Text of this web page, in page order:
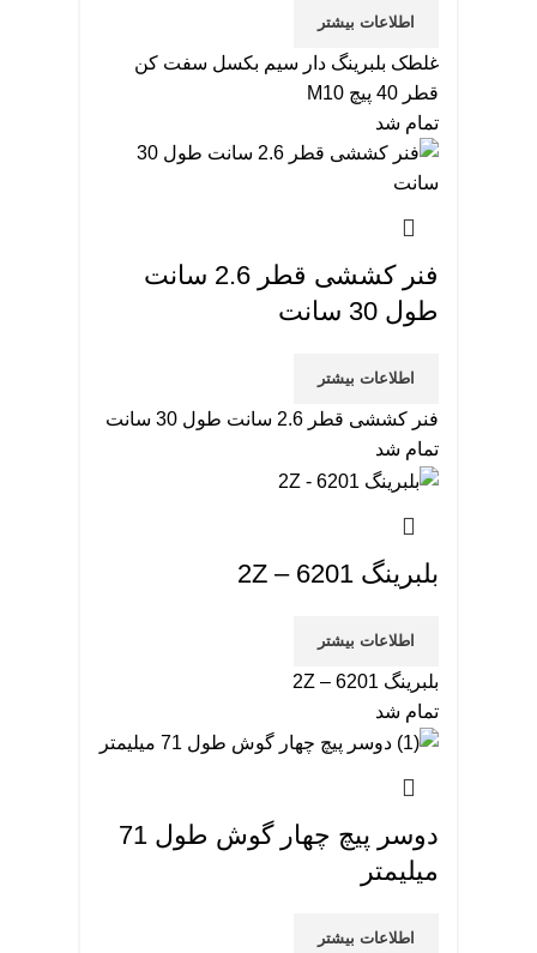
اطلاعات بیشتر
غلطک بلبرینگ دار سیم بکسل سفت کن
قطر 40 پیچ M10
تمام شد
فنر کششی قطر 2.6 سانت
طول 30 سانت
اطلاعات بیشتر
فنر کششی قطر 2.6 سانت طول 30 سانت
تمام شد
بلبرینگ 6201 – 2Z
اطلاعات بیشتر
بلبرینگ 6201 – 2Z
تمام شد
دوسر پیچ چهار گوش طول 71
میلیمتر
اطلاعات بیشتر